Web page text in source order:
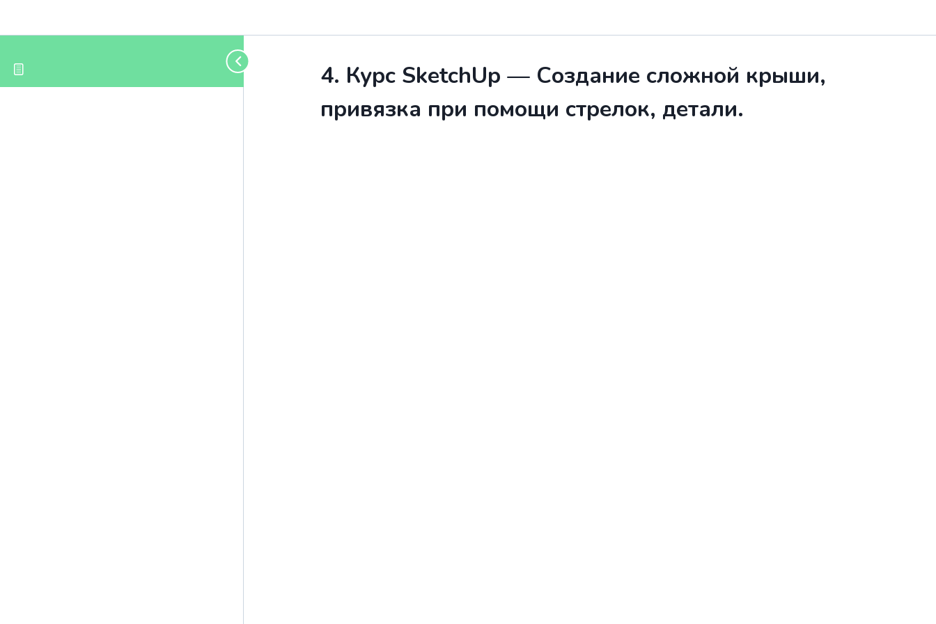
4. Курс SketchUp — Создание сложной крыши,
привязка при помощи стрелок, детали.